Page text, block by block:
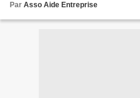
Par Asso Aide Entreprise